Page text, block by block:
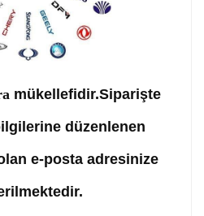
mükellefidir.Siparişte
düzenlenen
e-posta adresinize